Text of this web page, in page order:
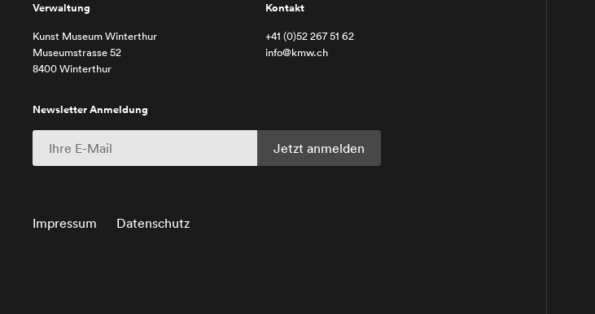
Verwaltung
Kunst Museum Winterthur
Museumstrasse 52
8400 Winterthur
Kontakt
+41 (0)52 267 51 62
info@kmw.ch
Newsletter Anmeldung
Impressum Datenschutz